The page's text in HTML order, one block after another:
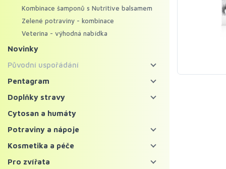
Kombinace šamponů s Nutritive balsamem
Zelené potraviny - kombinace
Veterina - výhodná nabídka
Novinky
Původní uspořádání
Energy food
Pentagram - bylinné koncentráty
Pentagram
Koncentráty
Krémy
Doplňky stravy
Bylinné koncentráty
Probiotika a trávení
Cytosan a humáty
Potraviny a nápoje
Zelené potraviny
Bylinné čaje a nápoje
Kosmetika a péče
Pleť
Pro zvířata